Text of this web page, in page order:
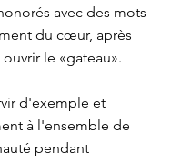
avec des mots
du cœur, après
le «gateau».
d'exemple et
à l'ensemble de
pendant